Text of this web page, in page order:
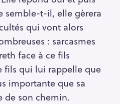
semble-t-il, elle gèrera
qui vont alors
: sarcasmes
face à ce fils
fils qui lui rappelle que
importante que sa
de son chemin.